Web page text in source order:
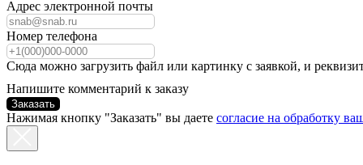
Адрес электронной почты
Номер телефона
Сюда можно загрузить файл или картинку с заявкой, и
Напишите комментарий к заказу
Заказать
Нажимая кнопку "Заказать" вы даете согласие на обработку